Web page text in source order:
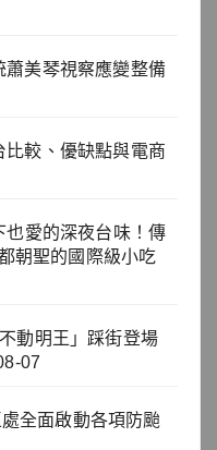
蕭美琴視察應變整備
較、優缺點與電商
也愛的深夜台味！傳
朝聖的國際級小吃
動明王」踩街登場
07
全面啟動各項防颱